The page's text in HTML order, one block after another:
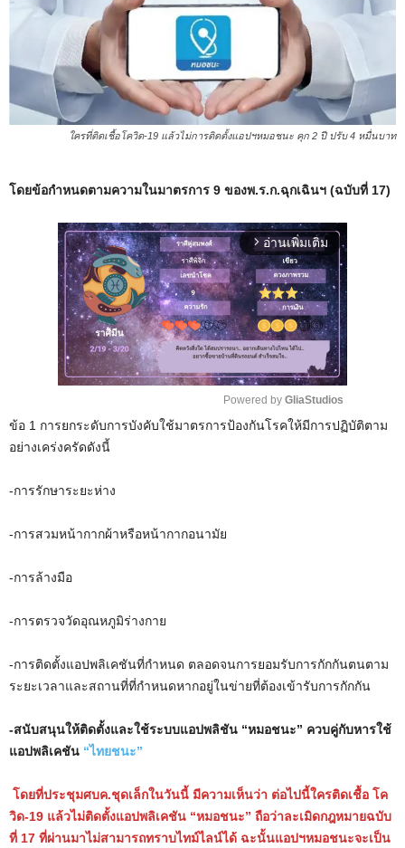
ใครที่ติดเชื้อโควิด-19 แล้วไม่การติดตั้งแอปฯหมอชนะ คุก 2 ปี ปรับ 4 หมื่นบาท
โดยข้อกำหนดตามความในมาตรการ 9 ของพ.ร.ก.ฉุกเฉินฯ (ฉบับที่ 17)​
arrow_forward_ios อ่านเพิ่มเติม
Powered by GliaStudios
ข้อ 1 การยกระดับการบังคับใช้มาตรการป้องกันโรคให้มีการปฏิบัติตาม
อย่างเคร่งครัดดังนี้
-การรักษาระยะห่าง
-การสวมหน้ากากผ้าหรือหน้ากากอนามัย
-การล้างมือ
-การตรวจวัดอุณหภูมิร่างกาย
-การติดตั้งแอปพลิเคชันที่กำหนด ตลอดจนการยอมรับการกักกันตนตาม
ระยะเวลาและสถานที่ที่กำหนดหากอยู่ในข่ายที่ต้องเข้ารับการกักกัน
-สนับสนุนให้ติดตั้งและใช้ระบบแอปพลิชัน “หมอชนะ” ควบคู่กับหารใช้
แอปพลิเคชัน “ไทยชนะ”
โดยที่ประชุมศบค.ชุดเล็กในวันนี้ มีความเห็นว่า ต่อไปนี้ใครติดเชื้อ โค
วิด-19 แล้วไม่ติดตั้งแอปพลิเคชัน “หมอชนะ” ถือว่าละเมิดกฎหมายฉบับ
ที่ 17 ที่ผ่านมาไม่สามารถทราบไทม์ไลน์ได้ ฉะนั้นแอปฯหมอชนะจะเป็น